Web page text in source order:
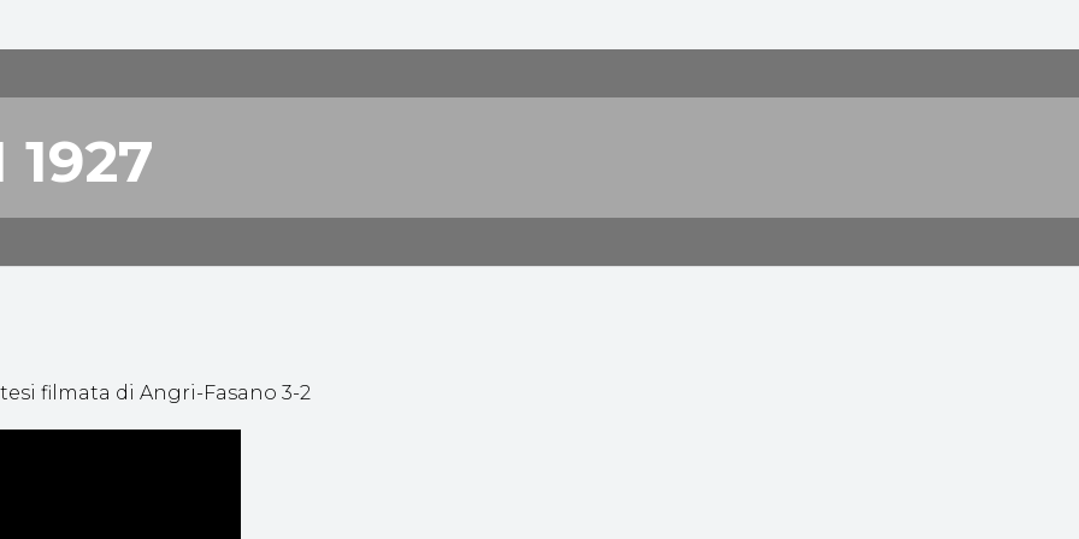
1927
filmata di Angri-Fasano 3-2